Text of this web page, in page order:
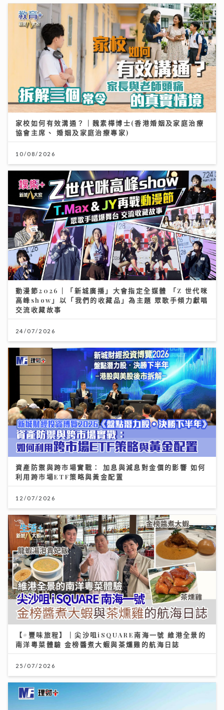
家校如何有效溝通？｜魏素樺博士(香港婚姻及家庭治療
協會主席、 婚姻及家庭治療專家)
10/08/2026
動漫節2026｜「新城廣播」大會指定全媒體 「Z 世代咪
高峰show」以「我們的收藏品」為主題 眾歌手傾力獻唱
交流收藏故事
24/07/2026
資產防禦與跨市場實戰： 加息與減息對金價的影響 如何
利用跨市場ETF策略與黃金配置
12/07/2026
【#豐味旅程】｜尖沙咀iSQUARE南海一號 維港全景的
南洋粵菜體驗 金榜醬煮大蝦與茶燻雞的航海日誌
25/07/2026